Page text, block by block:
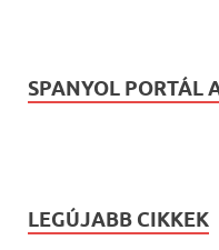
SPANYOL PORTÁL
LEGÚJABB CIKKEK